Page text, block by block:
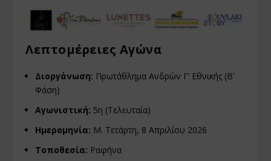
Λεπτομέρειες Αγώνα
Διοργάνωση: Πρωτάθλημα Ανδρών Γ’ Εθνικής (Β’
Φάση)
Αγωνιστική: 5η (Τελευταία)
Ημερομηνία: Μ. Τετάρτη, 8 Απριλίου 2026
Τοποθεσία: Ραφήνα